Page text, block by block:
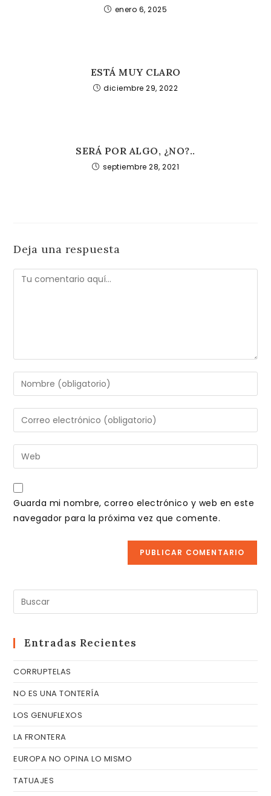
enero 6, 2025
ESTÁ MUY CLARO
diciembre 29, 2022
SERÁ POR ALGO, ¿NO?..
septiembre 28, 2021
Deja una respuesta
Comentario
Introduce
tu
nombre
de
usuario
para
comentar
Introduce
tu
dirección
de
electrónico
para
comentar
Introduce
la
URL
de
Guarda mi nombre, correo electrónico y web en este
navegador para la próxima vez que comente.
Entradas Recientes
CORRUPTELAS
NO ES UNA TONTERÍA
LOS GENUFLEXOS
LA FRONTERA
EUROPA NO OPINA LO MISMO
TATUAJES